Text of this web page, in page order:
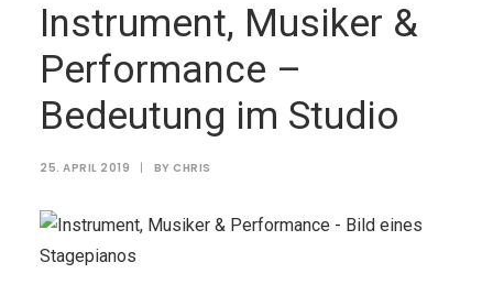
Instrument, Musiker &
Performance –
Bedeutung im Studio
25. APRIL 2019 | BY CHRIS